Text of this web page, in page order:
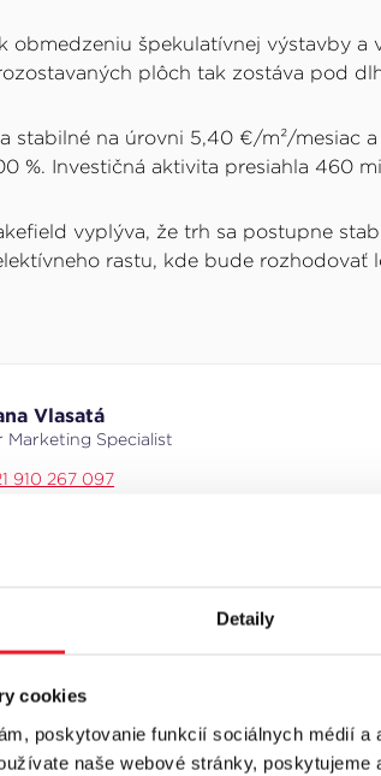
Detaily
cookies
poskytovanie funkcií sociálnych médií
naše webové stránky,
obmedzeniu špekulatívnej výstavby a
plôch tak zostáva pod
stabilné na úrovni 5,40 €/m²/mesiac
%. Investičná aktivita presiahla 460
vyplýva, že trh sa postupne
rastu, kde bude rozhodovať
Vlasatá
Marketing Specialist
910 267 097